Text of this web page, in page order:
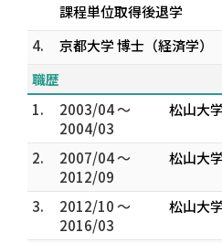
課程単位取得後退学
4.
京都大学 博士（経済学）
職歴
1.
2003/04 ～
2004/03
松山大
2.
2007/04 ～
2012/09
松山大
3.
2012/10 ～
2016/03
松山大